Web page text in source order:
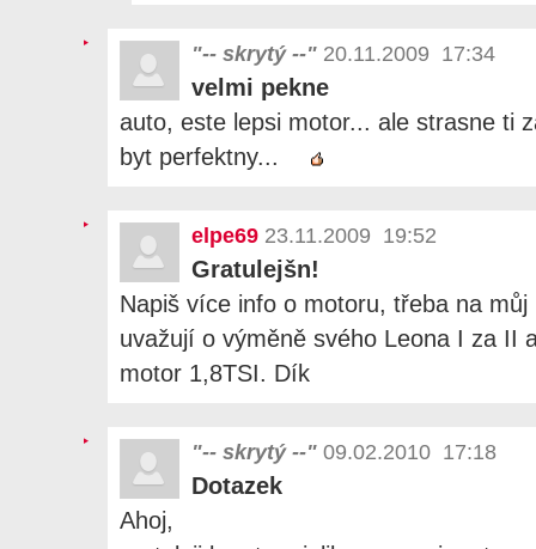
"-- skrytý --" 20.11.2009 17:34
velmi pekne
auto, este lepsi motor... ale strasne ti
byt perfektny...
elpe69 23.11.2009 19:52
Gratulejšn!
Napiš více info o motoru, třeba na můj
uvažují o výměně svého Leona I za II
motor 1,8TSI. Dík
"-- skrytý --" 09.02.2010 17:18
Dotazek
Ahoj,